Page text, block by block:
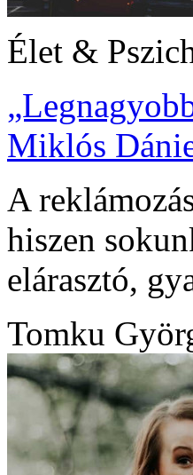
Élet &
Miklós
A
hiszen
elárasztó,
Tomku